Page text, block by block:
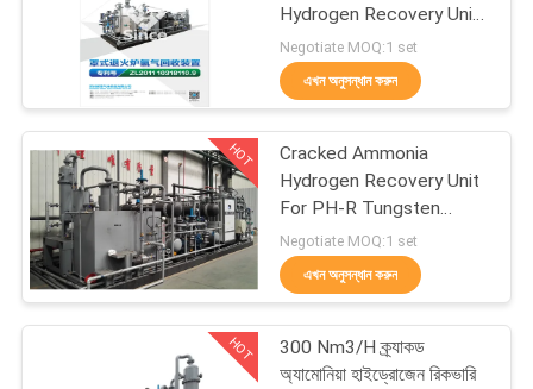
কারখানা
ভ্রমণ
মান
নিয়ন্ত্রণ
ভিএসএ অক্সিজেন জেনারেটর
9
5
Hydrogen Recovery Unit
Ammonia Plant
Negotiate MOQ:1 set
এখন অনুসন্ধান করুন
HOT
Cracked Ammonia
Hydrogen Recovery Unit
For PH-R Tungsten
Power
Negotiate MOQ:1 set
এখন অনুসন্ধান করুন
HOT
300 Nm3/H ক্র্যাকড
অ্যামোনিয়া হাইড্রোজেন রিকভারি